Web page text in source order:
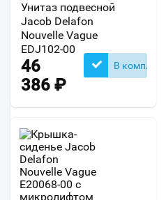
Унитаз подвесной
Jacob Delafon
Nouvelle Vague
EDJ102-00
46
386 ₽
В комплекте